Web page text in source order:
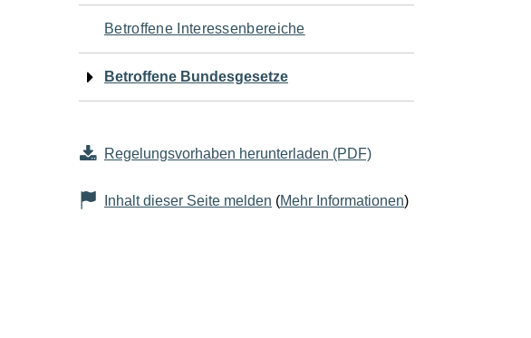
Seiteninhalt
Betroffene Interessenbereiche
Betroffene Bundesgesetze
Regelungsvorhaben herunterladen (PDF)
Inhalt dieser Seite melden (Mehr Informationen)